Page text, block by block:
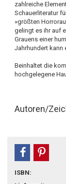
zahlreiche
Schauerliteratur
»größten
gelingt es ihr auf
Grauens einer
Jahrhundert kann
Beinhaltet die
hochgelegene
Autoren/
teilen
ISBN: